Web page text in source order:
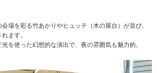
会場を彩る竹あかりやヒュッテ（木の屋台）が並び、
ます。
光を使った幻想的な演出で、夜の雰囲気も魅力的。